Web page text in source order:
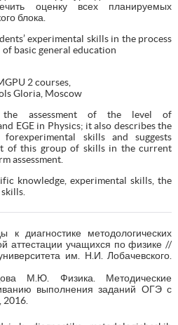
оценку всех планируемых
блока.
experimental skills in the process
basic general education
2 courses,
Gloria, Moscow
the assessment of the level of
EGE in Physics; it also describes the
skills and suggests
of this group of skills in the current
assessment.
knowledge, experimental skills, the
диагностике методологических
аттестации учащихся по физике //
им. Н.И. Лобачевского.
М.Ю. Физика. Методические
выполнения заданий ОГЭ с